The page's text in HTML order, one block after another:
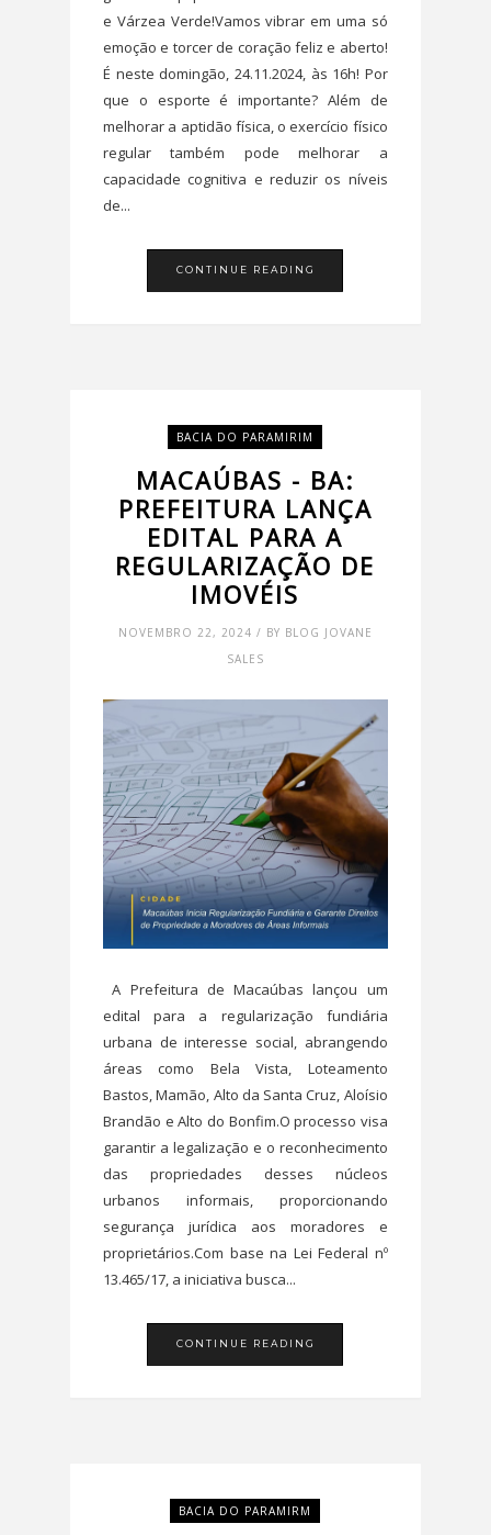
e Várzea Verde!Vamos vibrar em uma só
emoção e torcer de coração feliz e aberto!
É neste domingão, 24.11.2024, às 16h! Por
que o esporte é importante? Além de
melhorar a aptidão física, o exercício físico
regular também pode melhorar a
capacidade cognitiva e reduzir os níveis
de...
CONTINUE READING
BACIA DO PARAMIRIM
MACAÚBAS - BA:
PREFEITURA LANÇA
EDITAL PARA A
REGULARIZAÇÃO DE
IMOVÉIS
NOVEMBRO 22, 2024 / BY BLOG JOVANE
SALES
A Prefeitura de Macaúbas lançou um
edital para a regularização fundiária
urbana de interesse social, abrangendo
áreas como Bela Vista, Loteamento
Bastos, Mamão, Alto da Santa Cruz, Aloísio
Brandão e Alto do Bonfim.O processo visa
garantir a legalização e o reconhecimento
das propriedades desses núcleos
urbanos informais, proporcionando
segurança jurídica aos moradores e
proprietários.Com base na Lei Federal nº
13.465/17, a iniciativa busca...
CONTINUE READING
BACIA DO PARAMIRM